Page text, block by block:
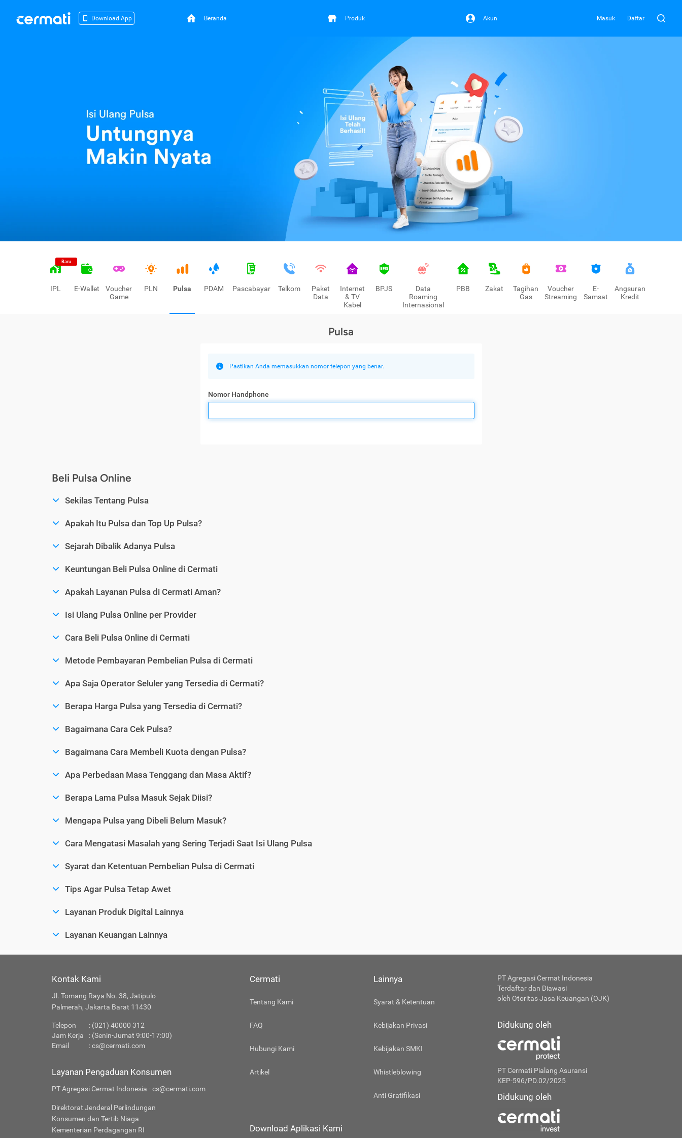
Download App Beranda Produk Akun Masuk Daftar
Baru
IPL E-Wallet
Voucher
Game
PLN Pulsa PDAM Pascabayar Telkom
Paket
Data
Internet
& TV
Kabel
BPJS
Data
Roaming
Internasional
PBB Zakat
Tagihan
Gas
Voucher
Streaming
E-
Samsat
Angsuran
Kredit
Pulsa
Pastikan Anda memasukkan nomor telepon yang benar.
Nomor Handphone
Beli Pulsa Online
Sekilas Tentang Pulsa
Apakah Itu Pulsa dan Top Up Pulsa?
Sejarah Dibalik Adanya Pulsa
Keuntungan Beli Pulsa Online di Cermati
Apakah Layanan Pulsa di Cermati Aman?
Isi Ulang Pulsa Online per Provider
Cara Beli Pulsa Online di Cermati
Metode Pembayaran Pembelian Pulsa di Cermati
Apa Saja Operator Seluler yang Tersedia di Cermati?
Berapa Harga Pulsa yang Tersedia di Cermati?
Bagaimana Cara Cek Pulsa?
Bagaimana Cara Membeli Kuota dengan Pulsa?
Apa Perbedaan Masa Tenggang dan Masa Aktif?
Berapa Lama Pulsa Masuk Sejak Diisi?
Mengapa Pulsa yang Dibeli Belum Masuk?
Cara Mengatasi Masalah yang Sering Terjadi Saat Isi Ulang Pulsa
Syarat dan Ketentuan Pembelian Pulsa di Cermati
Tips Agar Pulsa Tetap Awet
Layanan Produk Digital Lainnya
Layanan Keuangan Lainnya
Kontak Kami
Jl. Tomang Raya No. 38, Jatipulo
Palmerah, Jakarta Barat 11430
Telepon
: (021) 40000 312
Jam Kerja
: (Senin-Jumat 9:00-17:00)
Email
:cs@cermati.com
Layanan Pengaduan Konsumen
PT Agregasi Cermat Indonesia - cs@cermati.com
Direktorat Jenderal Perlindungan
Konsumen dan Tertib Niaga
Kementerian Perdagangan RI
Cermati
Tentang Kami
FAQ
Hubungi Kami
Artikel
Lainnya
Syarat & Ketentuan
Kebijakan Privasi
Kebijakan SMKI
Whistleblowing
Anti Gratifikasi
Download Aplikasi Kami
PT Agregasi Cermat Indonesia
Terdaftar dan Diawasi
oleh Otoritas Jasa Keuangan (OJK)
Didukung oleh
PT Cermati Pialang Asuransi
KEP-596/PD.02/2025
Didukung oleh